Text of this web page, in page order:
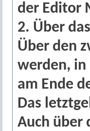
der Editor
2. Über
Über den
werden, in
am Ende
Das
Auch über